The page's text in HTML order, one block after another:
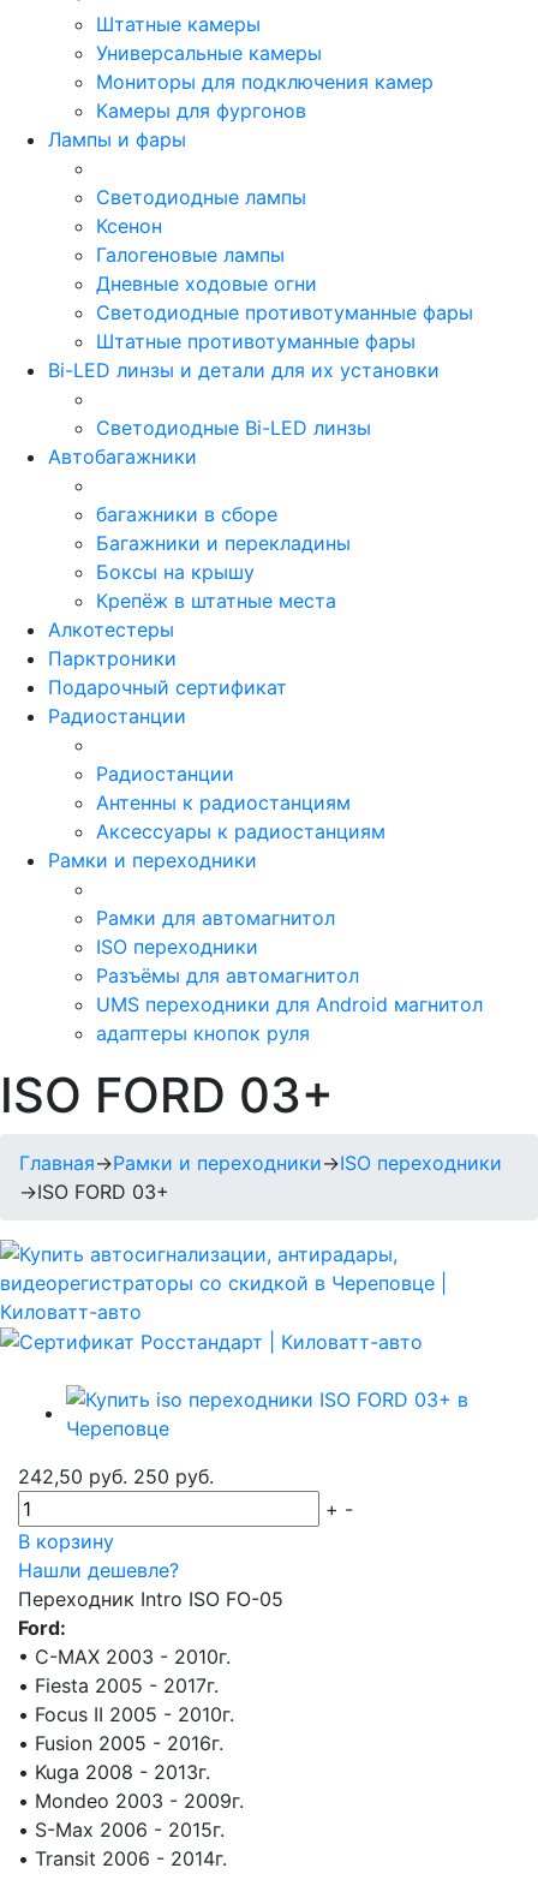
Штатные камеры
Универсальные камеры
Мониторы для подключения камер
Камеры для фургонов
Лампы и фары
Светодиодные лампы
Ксенон
Галогеновые лампы
Дневные ходовые огни
Светодиодные противотуманные фары
Штатные противотуманные фары
Bi-LED линзы и детали для их установки
Светодиодные Bi-LED линзы
Автобагажники
багажники в сборе
Багажники и перекладины
Боксы на крышу
Крепёж в штатные места
Алкотестеры
Парктроники
Подарочный сертификат
Радиостанции
Радиостанции
Антенны к радиостанциям
Аксессуары к радиостанциям
Рамки и переходники
Рамки для автомагнитол
ISO переходники
Разъёмы для автомагнитол
UMS переходники для Android магнитол
адаптеры кнопок руля
ISO FORD 03+
Главная→Рамки и переходники→ISO переходники
→ISO FORD 03+
242,50 руб. 250 руб.
+ -
В корзину
Нашли дешевле?
Переходник Intro ISO FO-05
Ford:
• C-MAX 2003 - 2010г.
• Fiesta 2005 - 2017г.
• Focus II 2005 - 2010г.
• Fusion 2005 - 2016г.
• Kuga 2008 - 2013г.
• Mondeo 2003 - 2009г.
• S-Max 2006 - 2015г.
• Transit 2006 - 2014г.